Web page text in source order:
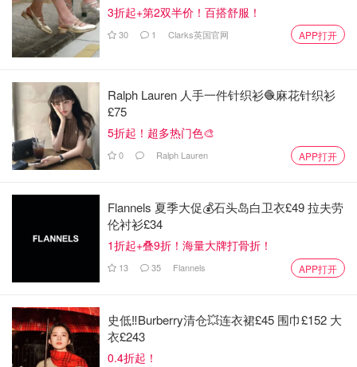
3折起+第2双半价！百搭舒服！
30 1 Clarks英国官网 APP打开
Ralph Lauren 人手一件针织衫🧶麻花针织衫
£75
5折起！超多热门色🎨
0 Ralph Lauren APP打开
Flannels 夏季大促💰石头岛白卫衣£49 拉夫劳
伦衬衫£34
1折起+叠9折！海量大牌打骨折！
13 35 Flannels APP打开
史低‼️Burberry清仓💥连衣裙£45 围巾£152 大
衣£243
0.4折起！